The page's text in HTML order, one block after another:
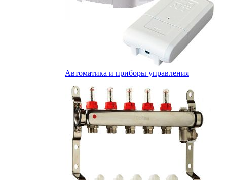
Автоматика и приборы управления